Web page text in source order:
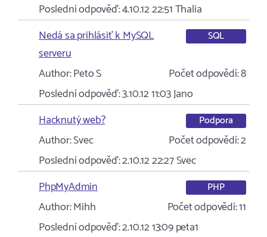
Poslední odpověď:4.10.12 22:51Thalia
Nedá sa prihlásiť k MySQL
serveru
SQL
Author:Peto S Počet odpovědí:8
Poslední odpověď:3.10.12 11:03Jano
Hacknutý web?
Podpora
Author:Svec Počet odpovědí:2
Poslední odpověď:2.10.12 22:27Svec
PhpMyAdmin
PHP
Author:Mihh Počet odpovědí:11
Poslední odpověď:2.10.12 13:09peta1